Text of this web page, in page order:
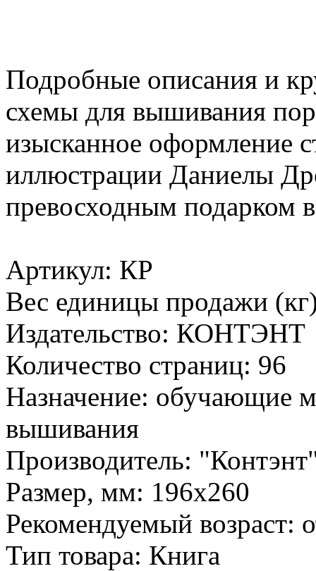
Подробные описания и
схемы для вышивания
изысканное оформление
иллюстрации Даниелы
превосходным подарком
Артикул: КР
Вес единицы продажи
Издательство: КОНТЭНТ
Количество страниц: 96
Назначение: обучающие
вышивания
Производитель:
Размер, мм: 196х260
Рекомендуемый возраст:
Тип товара: Книга